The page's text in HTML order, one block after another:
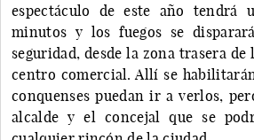
espectáculo de este año tendrá
minutos y los fuegos se
seguridad, desde la zona trasera de
centro comercial. Allí se
conquenses puedan ir a verlos,
alcalde y el concejal que se